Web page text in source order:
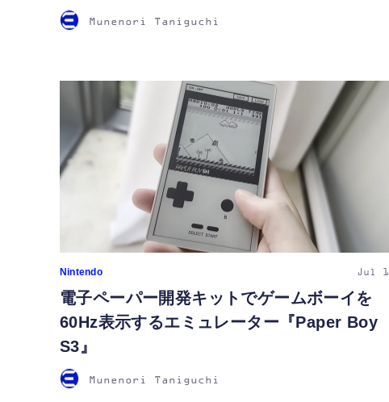
Munenori Taniguchi
Nintendo Jul 1
電子ペーパー開発キットでゲームボーイを
60Hz表示するエミュレーター『Paper Boy
S3』
Munenori Taniguchi